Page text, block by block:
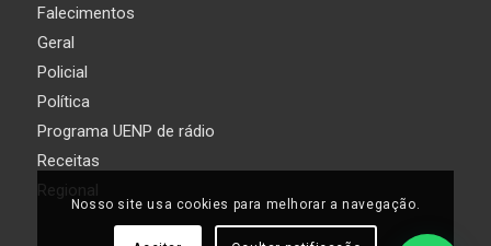
Falecimentos
Geral
Policial
Política
Programa UENP de rádio
Receitas
Regional
Nosso site usa cookies para melhorar a navegação.